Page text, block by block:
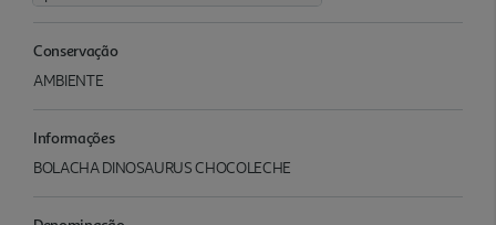
Conservação
AMBIENTE
Informações
BOLACHA DINOSAURUS CHOCOLECHE